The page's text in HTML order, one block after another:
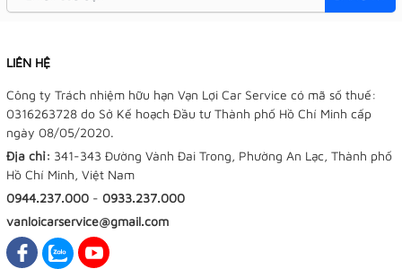
LIÊN HỆ
Công ty Trách nhiệm hữu hạn Vạn Lợi Car Service có mã số thuế:
0316263728 do Sở Kế hoạch Đầu tư Thành phố Hồ Chí Minh cấp
ngày 08/05/2020.
Địa chỉ: 341-343 Đường Vành Đai Trong, Phường An Lạc, Thành phố
Hồ Chí Minh, Việt Nam
0944.237.000 - 0933.237.000
vanloicarservice@gmail.com